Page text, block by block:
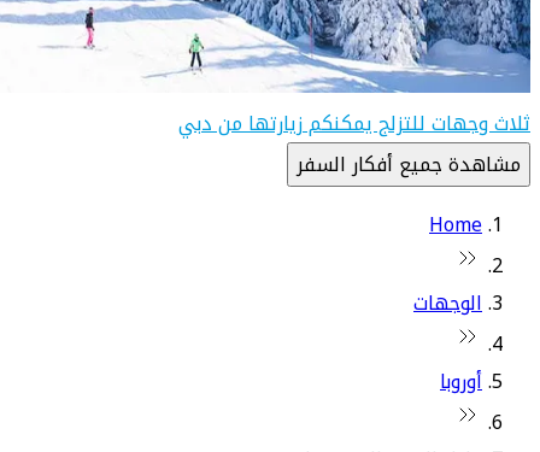
ثلاث وجهات للتزلج يمكنكم زيارتها من دبي
مشاهدة جميع أفكار السفر
Home
الوجهات
أوروبا